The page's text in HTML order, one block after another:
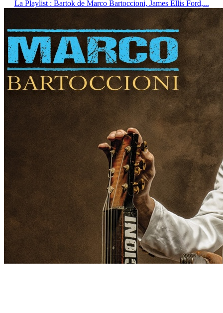
La Playlist : Bartok de Marco Bartoccioni, James Ellis Ford,...